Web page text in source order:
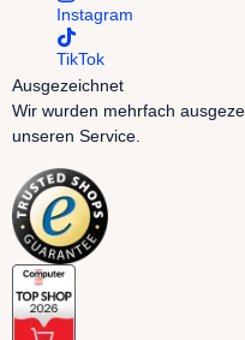
Instagram
TikTok
Ausgezeichnet
Wir wurden mehrfach
unseren Service.